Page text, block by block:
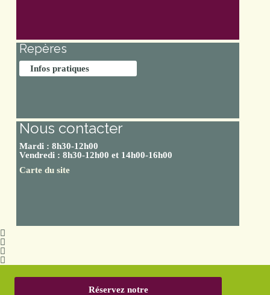
Repères
Infos pratiques
Nous contacter
Mardi : 8h30-12h00
Vendredi : 8h30-12h00 et 14h00-16h00
Carte du site
Réservez notre